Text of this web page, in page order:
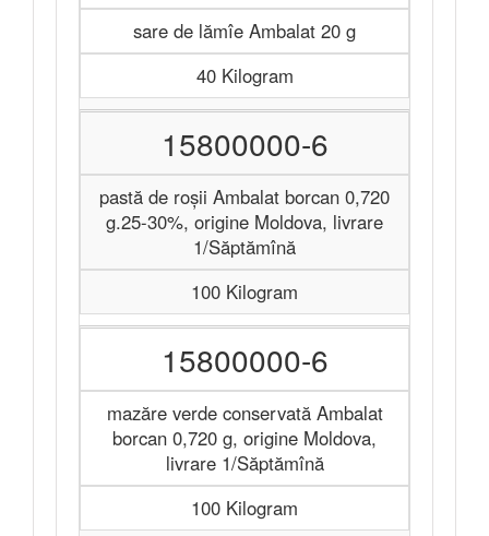
sare de lămîe Ambalat 20 g
40 Kilogram
15800000-6
pastă de roșii Ambalat borcan 0,720
g.25-30%, origine Moldova, livrare
1/Săptămînă
100 Kilogram
15800000-6
mazăre verde conservată Ambalat
borcan 0,720 g, origine Moldova,
livrare 1/Săptămînă
100 Kilogram